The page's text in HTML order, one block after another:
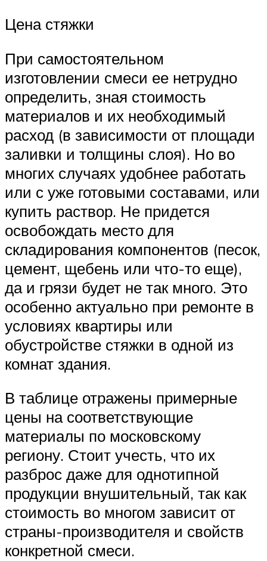
Цена стяжки
При самостоятельном
изготовлении смеси ее нетрудно
определить, зная стоимость
материалов и их необходимый
расход (в зависимости от площади
заливки и толщины слоя). Но во
многих случаях удобнее работать
или с уже готовыми составами, или
купить раствор. Не придется
освобождать место для
складирования компонентов (песок,
цемент, щебень или что-то еще),
да и грязи будет не так много. Это
особенно актуально при ремонте в
условиях квартиры или
обустройстве стяжки в одной из
комнат здания.
В таблице отражены примерные
цены на соответствующие
материалы по московскому
региону. Стоит учесть, что их
разброс даже для однотипной
продукции внушительный, так как
стоимость во многом зависит от
страны-производителя и свойств
конкретной смеси.